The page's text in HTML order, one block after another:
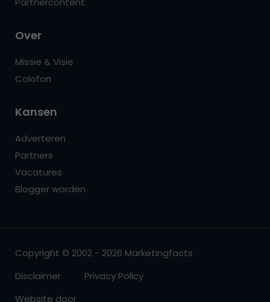
Over
Missie & Visie
Colofon
Kansen
Adverteren
Partners
Vacatures
Blogger worden
Copyright © 2002 - 2026 Marketingfacts
Disclaimer
Privacy Policy
Website door